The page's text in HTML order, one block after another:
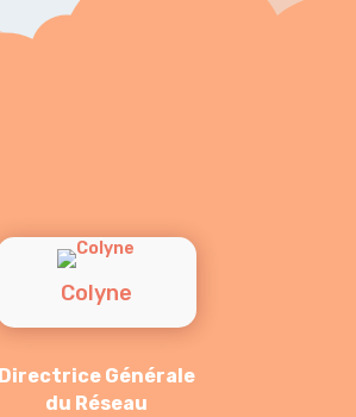
Colyne
Directrice Générale
du Réseau